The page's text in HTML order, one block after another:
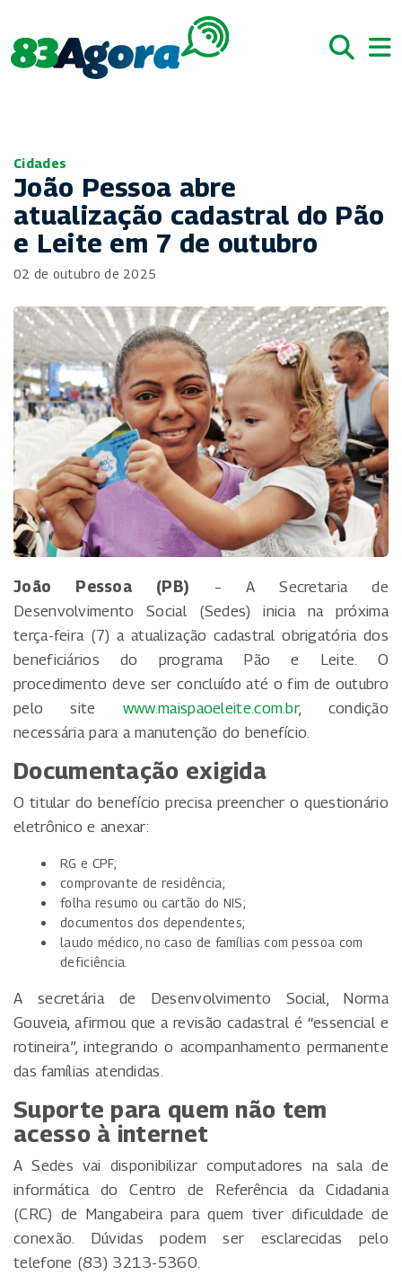
Cidades
João Pessoa abre
atualização cadastral do Pão
e Leite em 7 de outubro
02 de outubro de 2025
João Pessoa (PB) – A Secretaria de
Desenvolvimento Social (Sedes) inicia na próxima
terça-feira (7) a atualização cadastral obrigatória dos
beneficiários do programa Pão e Leite. O
procedimento deve ser concluído até o fim de outubro
pelo site www.maispaoeleite.com.br, condição
necessária para a manutenção do benefício.
Documentação exigida
O titular do benefício precisa preencher o questionário
eletrônico e anexar:
RG e CPF;
comprovante de residência;
folha resumo ou cartão do NIS;
documentos dos dependentes;
laudo médico, no caso de famílias com pessoa com
deficiência.
A secretária de Desenvolvimento Social, Norma
Gouveia, afirmou que a revisão cadastral é “essencial e
rotineira”, integrando o acompanhamento permanente
das famílias atendidas.
Suporte para quem não tem
acesso à internet
A Sedes vai disponibilizar computadores na sala de
informática do Centro de Referência da Cidadania
(CRC) de Mangabeira para quem tiver dificuldade de
conexão. Dúvidas podem ser esclarecidas pelo
telefone (83) 3213-5360.